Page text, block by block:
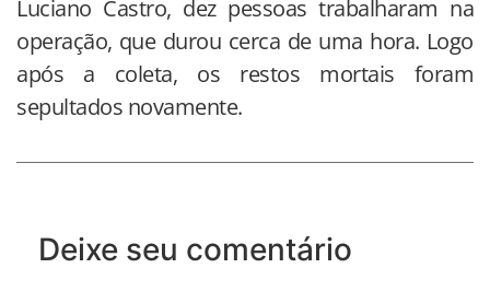
Luciano Castro, dez pessoas trabalharam na
operação, que durou cerca de uma hora. Logo
após a coleta, os restos mortais foram
sepultados novamente.
Deixe seu comentário